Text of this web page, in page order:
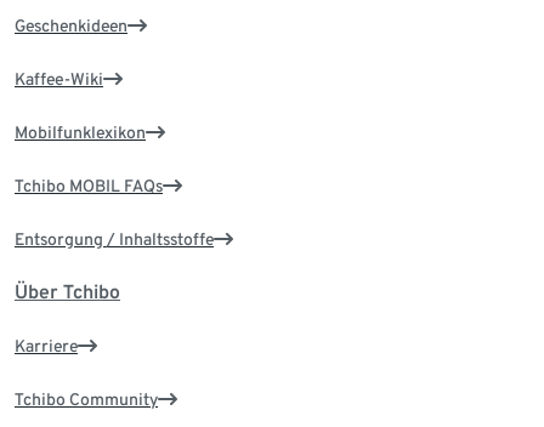
Geschenkideen
Kaffee-Wiki
Mobilfunklexikon
Tchibo MOBIL FAQs
Entsorgung / Inhaltsstoffe
Über Tchibo
Karriere
Tchibo Community